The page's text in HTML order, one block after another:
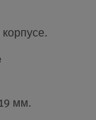
мм.